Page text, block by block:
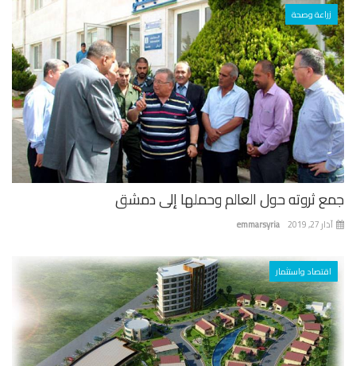
زراعة وصحة
ثروته حول العالم وحملها إلى دمشق
emmarsyria 27, 2019
اقتصاد واستثمار